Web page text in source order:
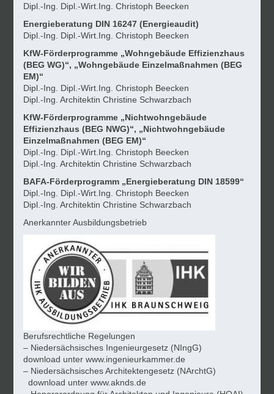
Dipl.-Ing. Dipl.-Wirt.Ing. Christoph Beecken
Energieberatung DIN 16247 (Energieaudit)
Dipl.-Ing. Dipl.-Wirt.Ing. Christoph Beecken
KfW-Förderprogramme „Wohngebäude Effizienzhaus
(BEG WG)“, „Wohngebäude Einzelmaßnahmen (BEG
EM)“
Dipl.-Ing. Dipl.-Wirt.Ing. Christoph Beecken
Dipl.-Ing. Architektin Christine Schwarzbach
KfW-Förderprogramme „Nichtwohngebäude
Effizienzhaus (BEG NWG)“, „Nichtwohngebäude
Einzelmaßnahmen (BEG EM)“
Dipl.-Ing. Dipl.-Wirt.Ing. Christoph Beecken
Dipl.-Ing. Architektin Christine Schwarzbach
BAFA-Förderprogramm „Energieberatung DIN 18599“
Dipl.-Ing. Dipl.-Wirt.Ing. Christoph Beecken
Dipl.-Ing. Architektin Christine Schwarzbach
Anerkannter Ausbildungsbetrieb
Berufsrechtliche Regelungen
– Niedersächsisches Ingenieurgesetz (NIngG)
download unterwww.ingenieurkammer.de
– Niedersächsisches Architektengesetz (NArchtG)
download unterwww.aknds.de